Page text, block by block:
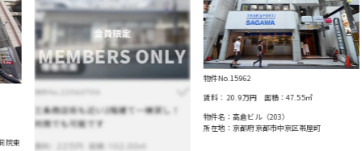
物件No.15962
面積： 47.55㎡
物件名：高倉ビル（203）
所在地：京都府京都市中京区帯屋町
物件No.16171
物件名：BRISE